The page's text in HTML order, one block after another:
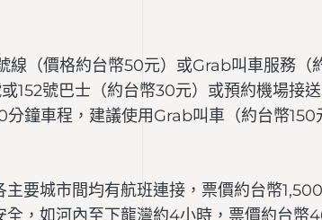
（價格約台幣50元）或Grab叫車服務（
152號巴士（約台幣30元）或預約機場接
鐘車程，建議使用Grab叫車（約台幣150
主要城市間均有航班連接，票價約台幣
全，如河內至下龍灣約4小時，票價約台幣